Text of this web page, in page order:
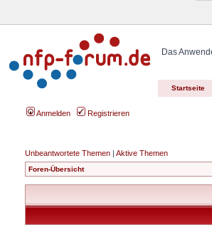
Das
Startseite
Anmelden Registrieren
Unbeantwortete Themen | Aktive Themen
Foren-Übersicht